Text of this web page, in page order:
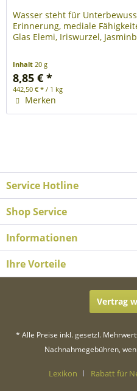
Wasser steht für
Erinnerung, mediale
Glas Elemi, Iriswurzel,
Inhalt20 g
8,85 € *
442,50 € * / 1 kg
Merken
Service Hotline
Shop Service
Informationen
Ihre Vorteile
Vertrag
* Alle Preise inkl. gesetzl.
Nachnahmegebühren,
Lexikon Rabatt für